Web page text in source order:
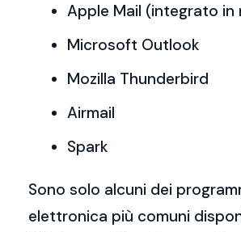
Apple Mail (integrato in
Microsoft Outlook
Mozilla Thunderbird
Airmail
Spark
Sono solo alcuni dei
elettronica più comuni